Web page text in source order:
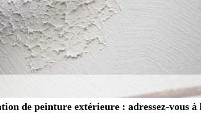
de peinture extérieure : adressez-vous